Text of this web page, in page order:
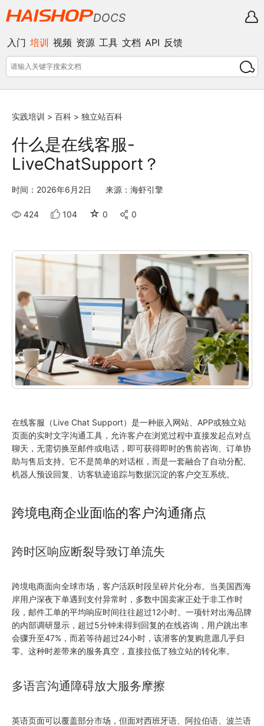
DOCS
入门 培训 视频 资源 工具 文档 API 反馈
实践培训 > 百科 > 独立站百科
什么是在线客服-
LiveChatSupport？
时间：2026年6月2日 来源：海虾引擎
424 104 ☆ 0 0
在线客服（Live Chat Support）是一种嵌入网站、APP或独立站
页面的实时文字沟通工具，允许客户在浏览过程中直接发起点对点
聊天，无需切换至邮件或电话，即可获得即时的售前咨询、订单协
助与售后支持。它不是简单的对话框，而是一套融合了自动分配、
机器人预设回复、访客轨迹追踪与数据沉淀的客户交互系统。
跨境电商企业面临的客户沟通痛点
跨时区响应断裂导致订单流失
跨境电商面向全球市场，客户活跃时段呈碎片化分布。当美国西海
岸用户深夜下单遇到支付异常时，多数中国卖家正处于非工作时
段，邮件工单的平均响应时间往往超过12小时。一项针对出海品牌
的内部调研显示，超过5分钟未得到回复的在线咨询，用户跳出率
会骤升至47%，而若等待超过24小时，该潜客的复购意愿几乎归
零。这种时差带来的服务真空，直接拉低了独立站的转化率。
多语言沟通障碍放大服务摩擦
英语页面可以覆盖部分市场，但面对西班牙语、阿拉伯语、波兰语